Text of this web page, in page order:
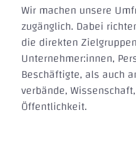
Wir machen unsere
zugänglich. Dabei
die direkten
Unternehmer:innen,
Beschäftigte, als auch
verbände,
Öffentlichkeit.